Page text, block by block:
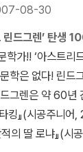
아름다움, 그곳
감 등 어느것 하
는 아이들이 별로
데 비하여 가독
편은 이렇게 '재
칼라판? 하고
림이 책의 느낌
에 익숙해진 아이
, 아이야, 가라
까 원서도 나온
년 사이가 배경
자면 이렇습니
스 레이 감독의
와 라울 월시
1940)」에
니이기 때문이
. 모두 열 번 넘게
에는 린드그렌 선
없는 내 생활은
렌 선생님을 만
을 꼭 껴안는다.
손을 잡는다. 백
궁금해] 시리즈
사 책은 얼른 읽
고 또 전망이 밝
꿈과 미래를 주었
교과서]시리즈
이 제법 된다.그
책 - 3월 18일 출
책이나 무척 기다
08-30
린드그렌’ 탄생
가!! ‘아스트리
학은 없다! 린드
그렌은 약 60년
킹』(시공주니
의 딸 로냐』(시